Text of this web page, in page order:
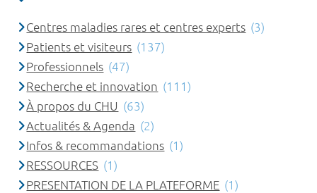
Centres maladies rares et centres experts (3)
Patients et visiteurs (137)
Professionnels (47)
Recherche et innovation (111)
À propos du CHU (63)
Actualités & Agenda (2)
Infos & recommandations (1)
RESSOURCES (1)
PRESENTATION DE LA PLATEFORME (1)